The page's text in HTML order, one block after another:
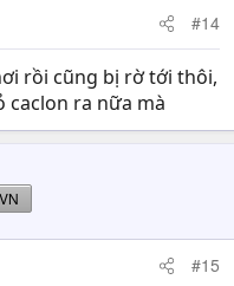
#14
rồi cũng bị rờ tới thôi,
caclon ra nữa mà
#15